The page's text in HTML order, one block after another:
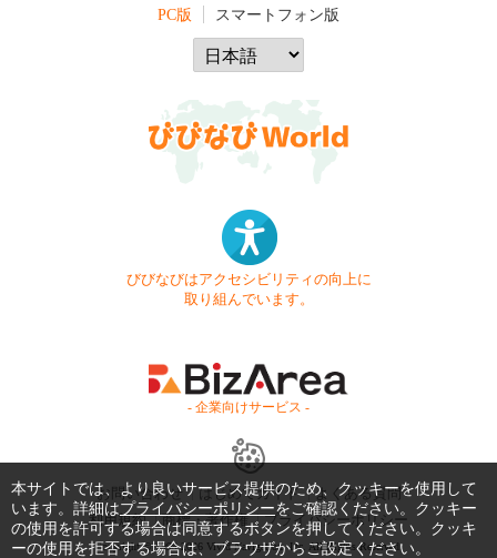
PC版 スマートフォン版
びびなびはアクセシビリティの向上に
取り組んでいます。
- 企業向けサービス -
お問い合わせ はじめてガイド
よくある質問
利用規約
商標・著作権 プライバシーポリシー
Copyright © 1999-2026 Vivid Navigation, Inc. All Rights Reserved.
本サイトでは、より良いサービス提供のため、クッキーを使用して
います。詳細はプライバシーポリシーをご確認ください。クッキー
の使用を許可する場合は同意するボタンを押してください。クッキ
ーの使用を拒否する場合は、ブラウザからご設定ください。